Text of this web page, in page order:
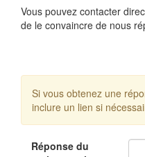
Vous pouvez contacter
de le convaincre de nous
Si vous obtenez une
inclure un lien si
Réponse du